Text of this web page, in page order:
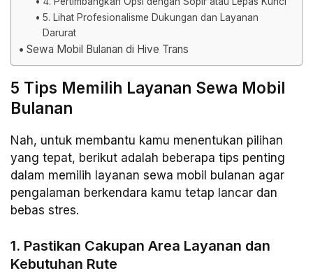
5. Lihat Profesionalisme Dukungan dan Layanan
Darurat
Sewa Mobil Bulanan di Hive Trans
5 Tips Memilih Layanan Sewa Mobil
Bulanan
Nah, untuk membantu kamu menentukan pilihan
yang tepat, berikut adalah beberapa tips penting
dalam memilih layanan sewa mobil bulanan agar
pengalaman berkendara kamu tetap lancar dan
bebas stres.
1. Pastikan Cakupan Area Layanan dan
Kebutuhan Rute